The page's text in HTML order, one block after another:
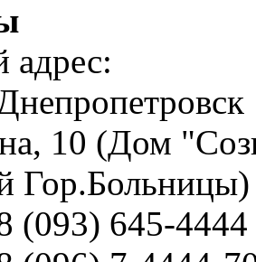
адрес:
10 (Дом
Гор.Больницы)
(093) 645-4444